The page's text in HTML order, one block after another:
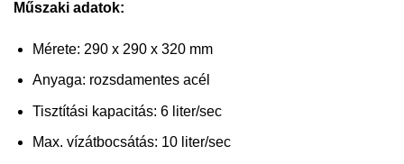
Műszaki adatok:
Mérete: 290 x 290 x 320 mm
Anyaga: rozsdamentes acél
Tisztítási kapacitás: 6 liter/sec
Max. vízátbocsátás: 10 liter/sec